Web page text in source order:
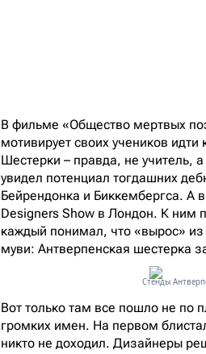
В фильме «Общество мертвых
мотивирует своих учеников
Шестерки – правда, не учитель,
увидел потенциал тогдашних
Бейрендонка и Биккембергса. А
Designers Show в Лондон. К ним
каждый понимал, что «вырос»
муви: Антверпенская шестерка
Стенды
Вот только там все пошло не по
громких имен. На первом
никто не доходил. Дизайнеры